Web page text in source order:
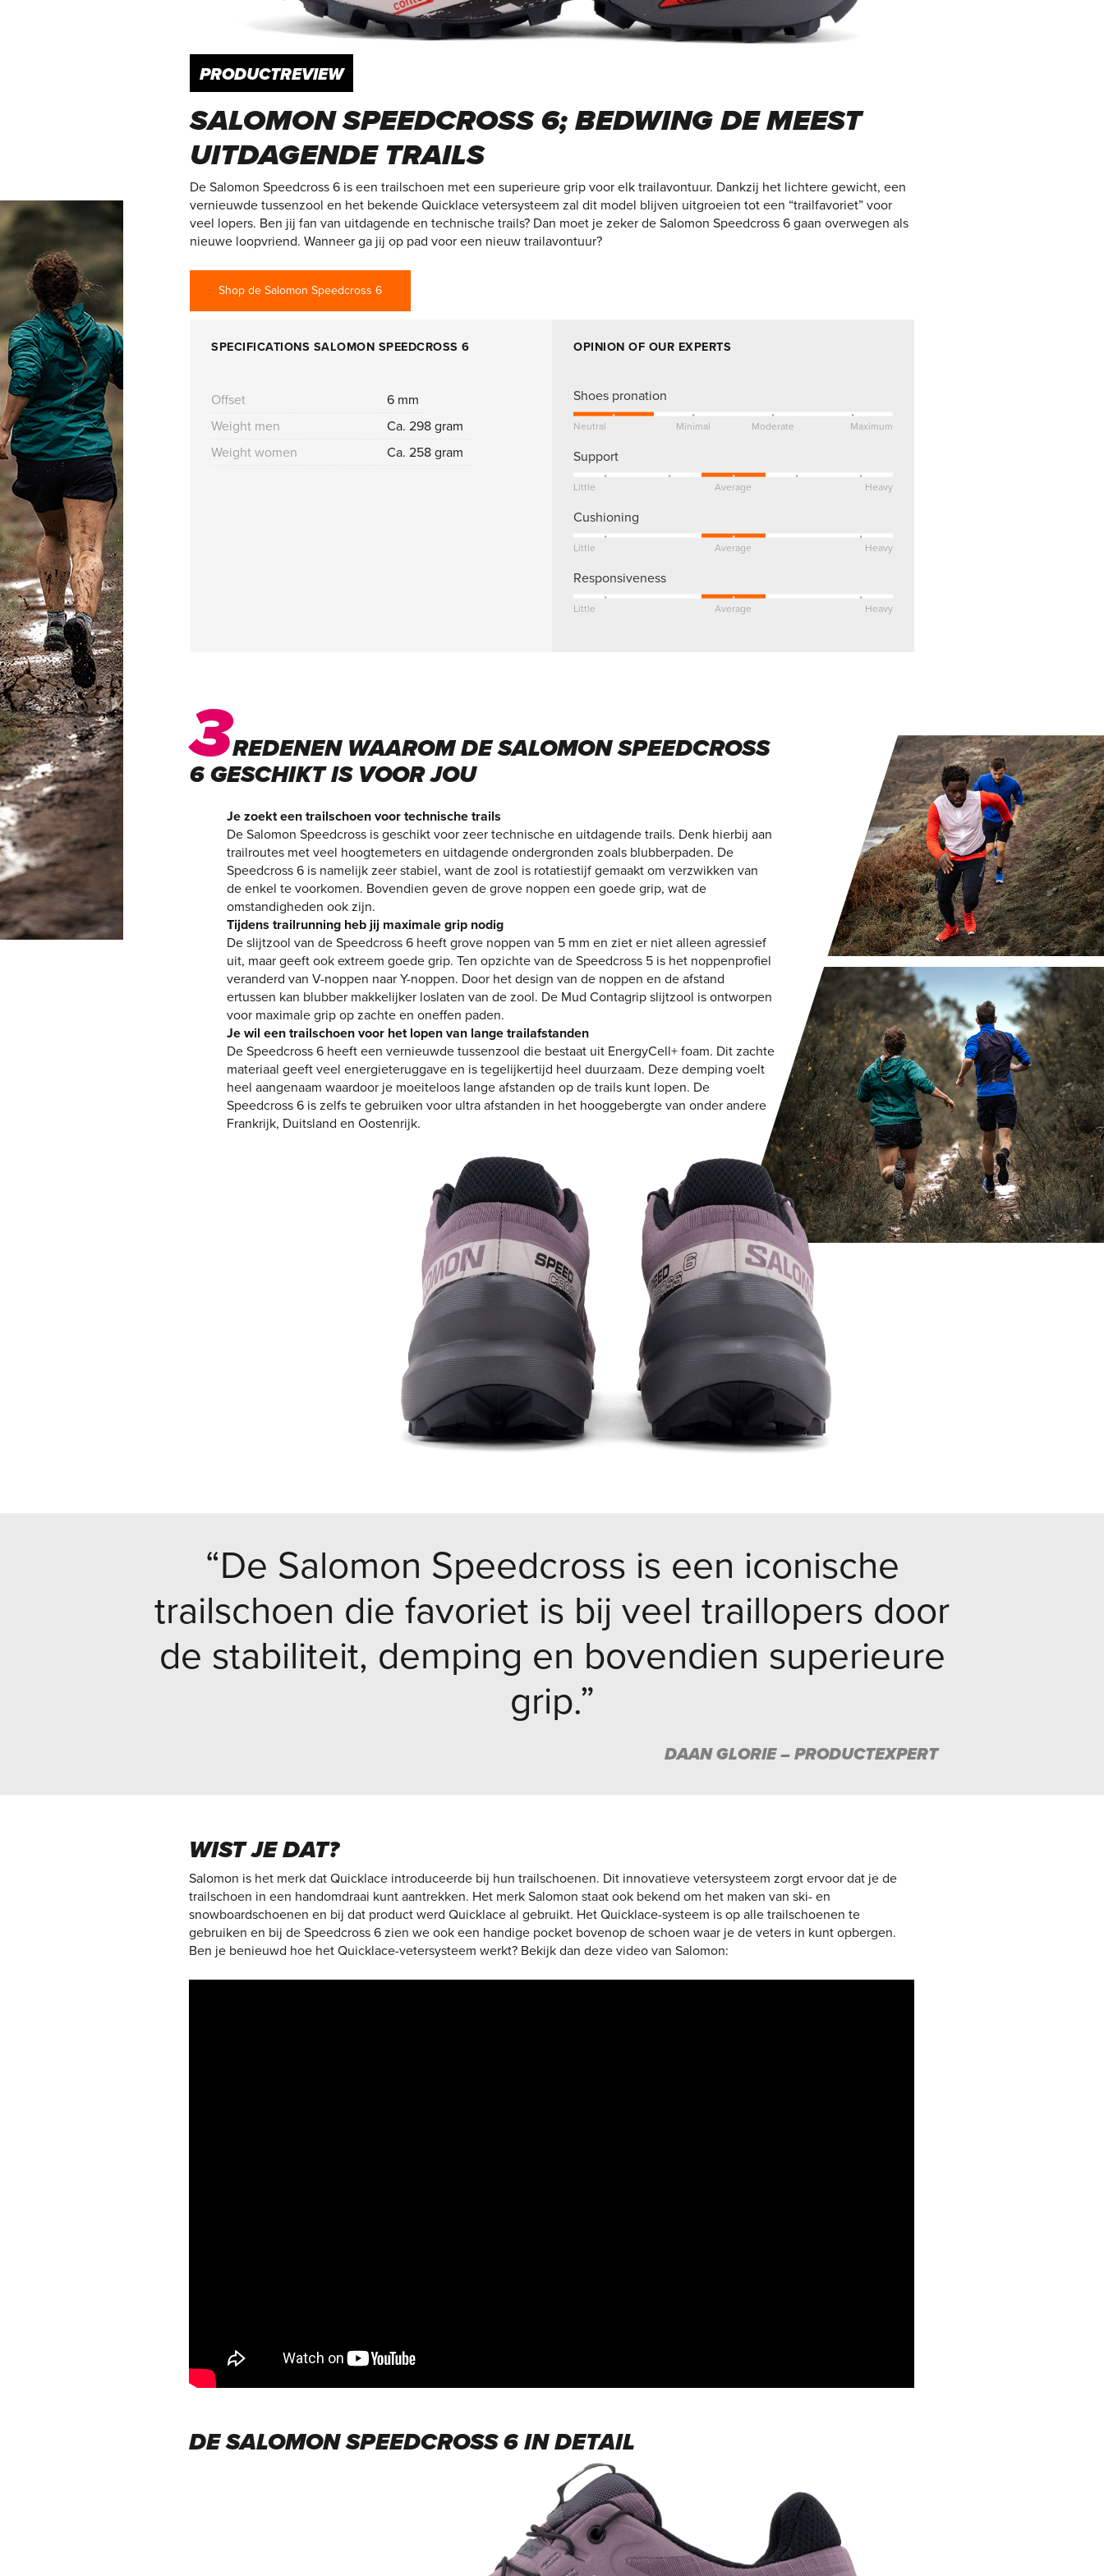
PRODUCTREVIEW
SALOMON SPEEDCROSS 6; BEDWING DE MEEST
UITDAGENDE TRAILS
De Salomon Speedcross 6 is een trailschoen met een superieure grip voor elk trailavontuur. Dankzij het lichtere gewicht, een
vernieuwde tussenzool en het bekende Quicklace vetersysteem zal dit model blijven uitgroeien tot een “trailfavoriet” voor
veel lopers. Ben jij fan van uitdagende en technische trails? Dan moet je zeker de Salomon Speedcross 6 gaan overwegen als
nieuwe loopvriend. Wanneer ga jij op pad voor een nieuw trailavontuur?
Shop de Salomon Speedcross 6
SPECIFICATIONS SALOMON SPEEDCROSS 6
Offset
6 mm
Weight men
Ca. 298 gram
Weight women
Ca. 258 gram
OPINION OF OUR EXPERTS
Shoes pronation
Neutral Minimal Moderate Maximum
Support
Little Average Heavy
Cushioning
Little Average Heavy
Responsiveness
Little Average Heavy
3REDENEN WAAROM DE SALOMON SPEEDCROSS
6 GESCHIKT IS VOOR JOU
Je zoekt een trailschoen voor technische trails
De Salomon Speedcross is geschikt voor zeer technische en uitdagende trails. Denk hierbij aan
trailroutes met veel hoogtemeters en uitdagende ondergronden zoals blubberpaden. De
Speedcross 6 is namelijk zeer stabiel, want de zool is rotatiestijf gemaakt om verzwikken van
de enkel te voorkomen. Bovendien geven de grove noppen een goede grip, wat de
omstandigheden ook zijn.
Tijdens trailrunning heb jij maximale grip nodig
De slijtzool van de Speedcross 6 heeft grove noppen van 5 mm en ziet er niet alleen agressief
uit, maar geeft ook extreem goede grip. Ten opzichte van de Speedcross 5 is het noppenprofiel
veranderd van V-noppen naar Y-noppen. Door het design van de noppen en de afstand
ertussen kan blubber makkelijker loslaten van de zool. De Mud Contagrip slijtzool is ontworpen
voor maximale grip op zachte en oneffen paden.
Je wil een trailschoen voor het lopen van lange trailafstanden
De Speedcross 6 heeft een vernieuwde tussenzool die bestaat uit EnergyCell+ foam. Dit zachte
materiaal geeft veel energieteruggave en is tegelijkertijd heel duurzaam. Deze demping voelt
heel aangenaam waardoor je moeiteloos lange afstanden op de trails kunt lopen. De
Speedcross 6 is zelfs te gebruiken voor ultra afstanden in het hooggebergte van onder andere
Frankrijk, Duitsland en Oostenrijk.
“De Salomon Speedcross is een iconische
trailschoen die favoriet is bij veel traillopers door
de stabiliteit, demping en bovendien superieure
grip.”
DAAN GLORIE – PRODUCTEXPERT
WIST JE DAT?
Salomon is het merk dat Quicklace introduceerde bij hun trailschoenen. Dit innovatieve vetersysteem zorgt ervoor dat je de
trailschoen in een handomdraai kunt aantrekken. Het merk Salomon staat ook bekend om het maken van ski- en
snowboardschoenen en bij dat product werd Quicklace al gebruikt. Het Quicklace-systeem is op alle trailschoenen te
gebruiken en bij de Speedcross 6 zien we ook een handige pocket bovenop de schoen waar je de veters in kunt opbergen.
Ben je benieuwd hoe het Quicklace-vetersysteem werkt? Bekijk dan deze video van Salomon:
DE SALOMON SPEEDCROSS 6 IN DETAIL